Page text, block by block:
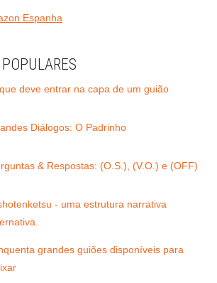
Espanha
deve entrar na capa de um guião
Diálogos: O Padrinho
& Respostas: (O.S.), (V.O.) e (OFF)
- uma estrutura narrativa
grandes guiões disponíveis para